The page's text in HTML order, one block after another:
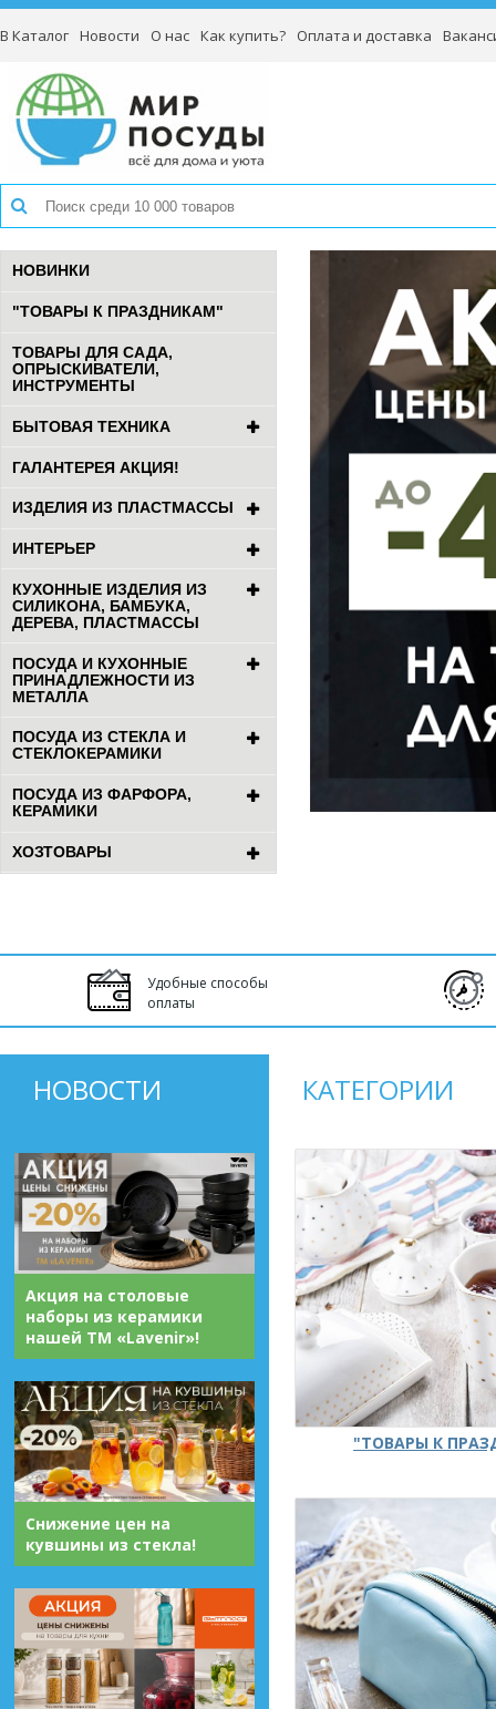
В Каталог Новости О нас Как купить? Оплата и доставка
НОВИНКИ
"ТОВАРЫ К ПРАЗДНИКАМ"
ТОВАРЫ ДЛЯ САДА,
ОПРЫСКИВАТЕЛИ,
ИНСТРУМЕНТЫ
БЫТОВАЯ ТЕХНИКА
ГАЛАНТЕРЕЯ АКЦИЯ!
ИЗДЕЛИЯ ИЗ ПЛАСТМАССЫ
ИНТЕРЬЕР
КУХОННЫЕ ИЗДЕЛИЯ ИЗ
СИЛИКОНА, БАМБУКА,
ДЕРЕВА, ПЛАСТМАССЫ
ПОСУДА И КУХОННЫЕ
ПРИНАДЛЕЖНОСТИ ИЗ
МЕТАЛЛА
ПОСУДА ИЗ СТЕКЛА И
СТЕКЛОКЕРАМИКИ
ПОСУДА ИЗ ФАРФОРА,
КЕРАМИКИ
ХОЗТОВАРЫ
Удобные способы
оплаты
НОВОСТИ
Акция на столовые
наборы из керамики
нашей ТМ «Lavenir»!
Снижение цен на
кувшины из стекла!
КАТЕГОРИИ
"ТОВАРЫ К